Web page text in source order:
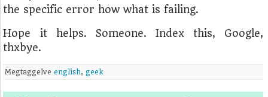
the specific error how what is failing.
Hope it helps. Someone. Index this, Google,
thxbye.
Megtaggelveenglish,geek